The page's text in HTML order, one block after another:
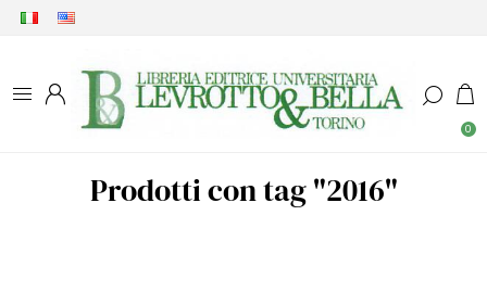
0
Prodotti con tag "2016"